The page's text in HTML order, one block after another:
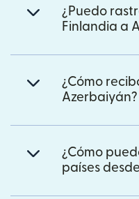
¿Puedo
Finlandia a
¿Cómo
Azerbaiyán?
¿Cómo
países